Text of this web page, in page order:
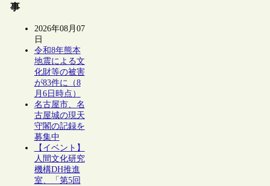
事
2026年08月07
日
令和8年熊本
地震による文
化財等の被害
が83件に（8
月6日時点）
名古屋市、名
古屋城の現天
守閣の記録を
募集中
【イベント】
人間文化研究
機構DH推進
室、「第5回